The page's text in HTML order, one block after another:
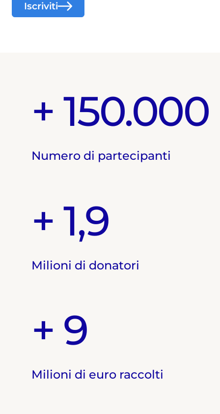
Iscriviti
+ 150.000
Numero di partecipanti
+ 1,9
Milioni di donatori
+ 9
Milioni di euro raccolti